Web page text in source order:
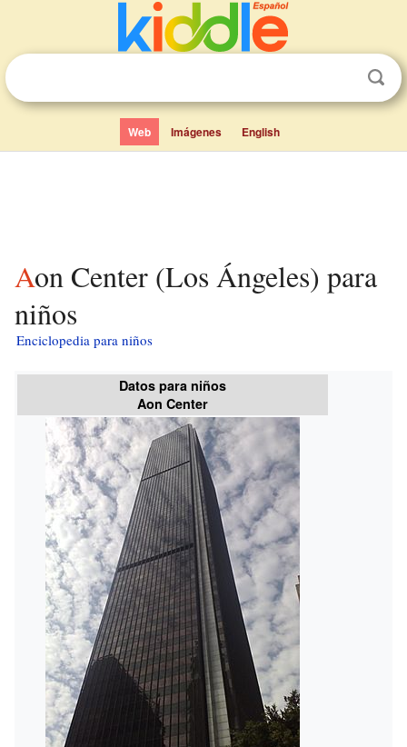
Web Imágenes English
Aon Center (Los Ángeles) para
niños
Enciclopedia para niños
Datos para niños
Aon Center